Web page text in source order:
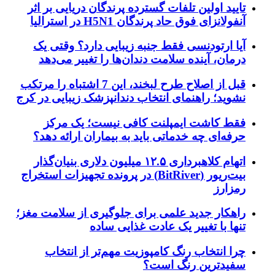
تایید اولین تلفات گسترده پرندگان دریایی بر اثر
آنفولانزای فوق حاد پرندگان H5N1 در استرالیا
آیا ارتودنسی فقط جنبه زیبایی دارد؟ وقتی یک
درمان، آینده سلامت دندان‌ها را تغییر می‌دهد
قبل از اصلاح طرح لبخند، این 7 اشتباه را مرتکب
نشوید؛ راهنمای انتخاب دندانپزشک زیبایی در کرج
فقط کاشت ایمپلنت کافی نیست؛ یک مرکز
حرفه‌ای چه خدماتی باید به بیماران ارائه دهد؟
اتهام کلاهبرداری ۱۲.۵ میلیون دلاری بنیان‌گذار
بیت‌ریور (BitRiver) در پرونده تجهیزات استخراج
رمزارز
راهکار جدید علمی برای جلوگیری از سلامت مغز؛
تنها با تغییر یک عادت غذایی ساده
چرا انتخاب رنگ کامپوزیت مهم‌تر از انتخاب
سفیدترین رنگ است؟